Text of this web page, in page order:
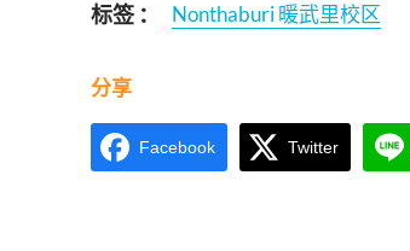
标签 ： Nonthaburi 暖武里校区
分享
Facebook Twitter